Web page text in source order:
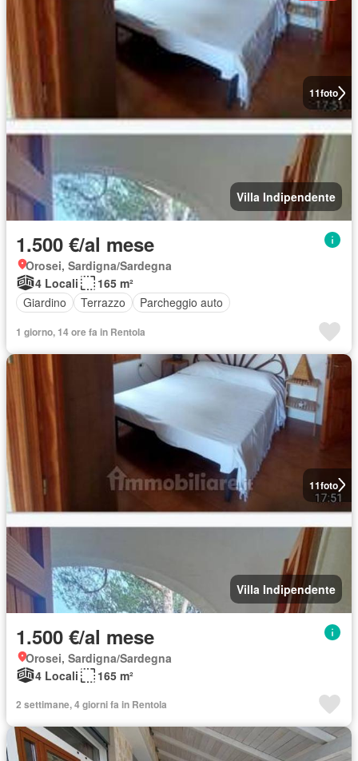
11foto
Villa Indipendente
1.500 €/al mese
Orosei, Sardigna/Sardegna
4 Locali
165 m²
Giardino
Terrazzo Parcheggio auto
1 giorno, 14 ore fa in Rentola
11foto
Villa Indipendente
1.500 €/al mese
Orosei, Sardigna/Sardegna
4 Locali
165 m²
2 settimane, 4 giorni fa in Rentola